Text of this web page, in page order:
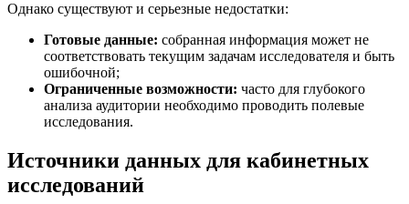
Однако существуют и серьезные недостатки:
Готовые данные: собранная информация может не
соответствовать текущим задачам исследователя и быть
ошибочной;
Ограниченные возможности: часто для глубокого
анализа аудитории необходимо проводить полевые
исследования.
Источники данных для кабинетных
исследований